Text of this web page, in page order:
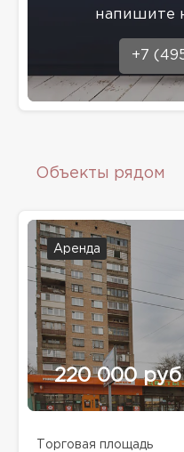
напишите
+7
Объекты рядом
Аренда
220 000 руб
Торговая площадь